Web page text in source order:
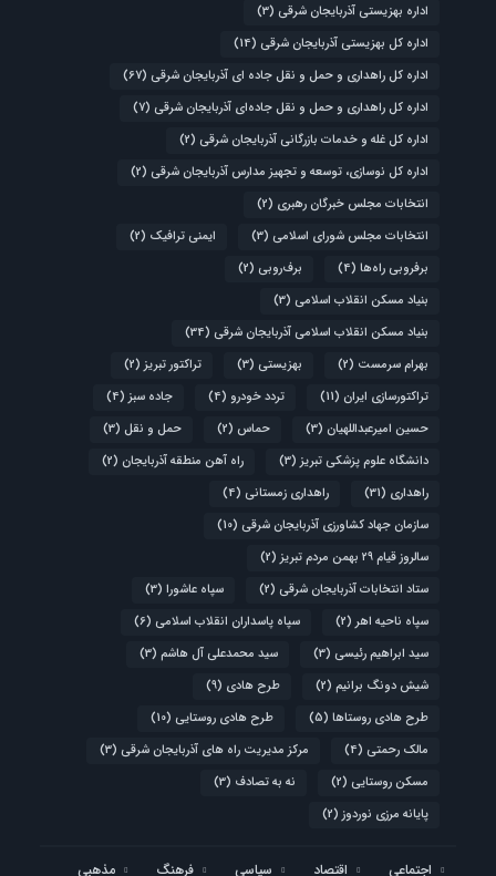
اداره بهزیستی آذربایجان شرقی (3)
اداره کل بهزیستی آذربایجان شرقی (14)
اداره کل راهداری و حمل و نقل جاده ای آذربایجان شرقی (67)
اداره کل راهداری و حمل و نقل جاده‌ای آذربایجان شرقی (7)
اداره کل غله و خدمات بازرگانی آذربایجان شرقی (2)
اداره کل نوسازی، توسعه و تجهیز مدارس آذربایجان شرقی (2)
انتخابات مجلس خبرگان رهبری (2)
انتخابات مجلس شورای اسلامی (3) ایمنی ترافیک (2)
برفروبی راه‌ها (4) برف‌روبی (2)
بنیاد مسکن انقلاب اسلامی (3)
بنیاد مسکن انقلاب اسلامی آذربایجان شرقی (34)
بهرام سرمست (2) بهزیستی (3) تراکتور تبریز (2)
تراکتورسازی ایران (11) تردد خودرو (4) جاده سبز (4)
حسین امیرعبداللهیان (3) حماس (2) حمل و نقل (3)
دانشگاه علوم پزشکی تبریز (3) راه آهن منطقه آذربایجان (2)
راهداری (31) راهداری زمستانی (4)
سازمان جهاد کشاورزی آذربایجان شرقی (10)
سالروز قیام ۲۹ بهمن مردم تبریز
(2)
ستاد انتخابات آذربایجان شرقی (2) سپاه عاشورا (3)
سپاه ناحیه اهر (2) سپاه پاسداران انقلاب اسلامی (6)
سید ابراهیم رئیسی (3) سید محمدعلی آل هاشم (3)
شیش دونگ برانیم (2) طرح هادی (9)
طرح هادی روستاها (5) طرح هادی روستایی (10)
مالک رحمتی (4) مرکز مدیریت راه های آذربایجان شرقی (3)
مسکن روستایی (2) نه به تصادف (3)
پایانه مرزی نوردوز (2)
اجتماعی اقتصاد سیاسی فرهنگ مذهبی